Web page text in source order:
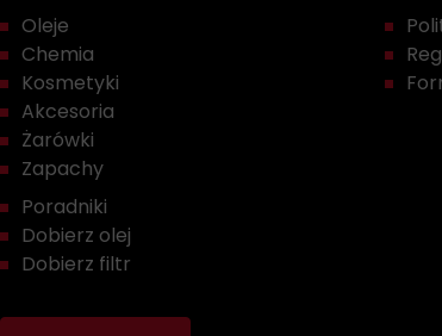
Oleje
Chemia
Kosmetyki
Akcesoria
Żarówki
Zapachy
Poradniki
Dobierz olej
Dobierz filtr